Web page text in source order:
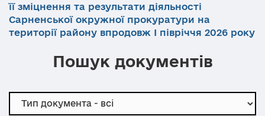
її зміцнення та результати діяльності
Сарненської окружної прокуратури на
території району впродовж І півріччя 2026 року
Пошук документів